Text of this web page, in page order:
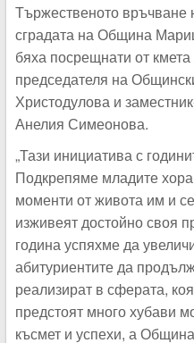
Тържественото връчване
сградата на Община
бяха посрещнати от
председателя на
Христодулова и
Анелия Симеонова.
„Тази инициатива с
Подкрепяме младите
моменти от живота им и
изживеят достойно своя
година успяхме да
абитуриентите да
реализират в сферата,
предстоят много хубави
късмет и успехи, а